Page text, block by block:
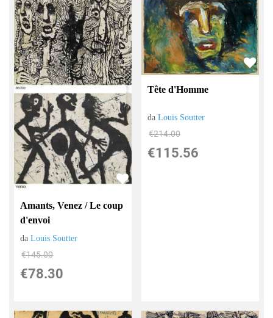
Amants, Venez / Le coup
d'envoi
daLouis Soutter
€145.00
€78.30
Tête d'Homme
daLouis Soutter
€214.00
€115.56